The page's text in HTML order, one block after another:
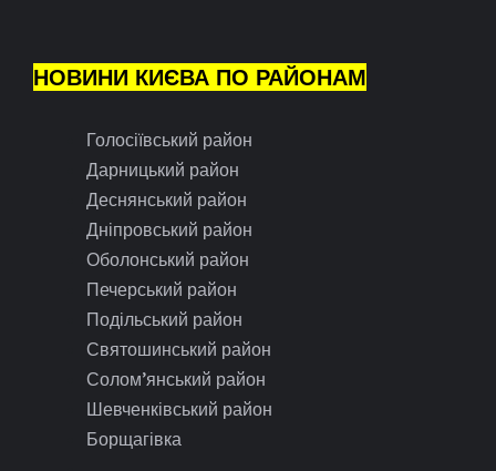
НОВИНИ КИЄВА ПО РАЙОНАМ
Голосіївський район
Дарницький район
Деснянський район
Дніпровський район
Оболонський район
Печерський район
Подільський район
Святошинський район
Солом’янський район
Шевченківський район
Борщагівка